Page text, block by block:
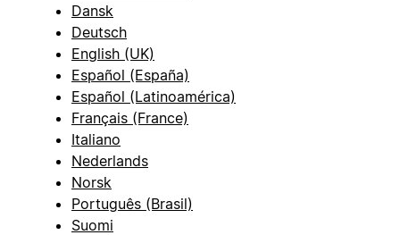
Dansk
Deutsch
English (UK)
Español (España)
Español (Latinoamérica)
Français (France)
Italiano
Nederlands
Norsk
Português (Brasil)
Suomi